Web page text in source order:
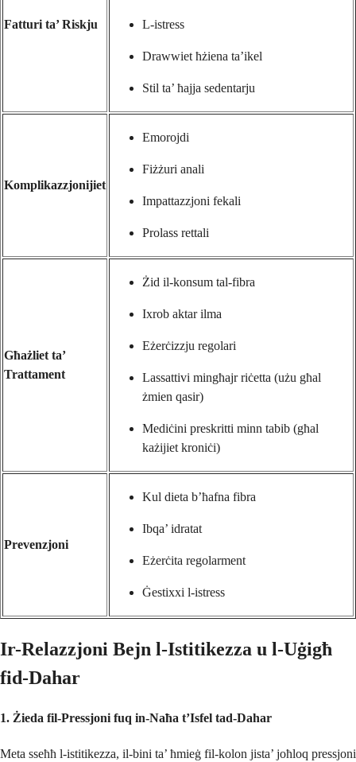
Fatturi ta’ Riskju L-istress
Drawwiet ħżiena ta’ikel
Stil ta’ ħajja sedentarju
Komplikazzjonijiet
Emorojdi
Fiżżuri anali
Impattazzjoni fekali
Prolass rettali
Għażliet ta’
Trattament
Żid il-konsum tal-fibra
Ixrob aktar ilma
Eżerċizzju regolari
Lassattivi mingħajr riċetta (użu għal
żmien qasir)
Mediċini preskritti minn tabib (għal
każijiet kroniċi)
Prevenzjoni
Kul dieta b’ħafna fibra
Ibqa’ idratat
Eżerċita regolarment
Ġestixxi l-istress
Ir-Relazzjoni Bejn l-Istitikezza u l-Uġigħ
fid-Dahar
1. Żieda fil-Pressjoni fuq in-Naħa t’Isfel tad-Dahar
Meta sseħħ l-istitikezza, il-bini ta’ ħmieġ fil-kolon jista’ joħloq pressjoni